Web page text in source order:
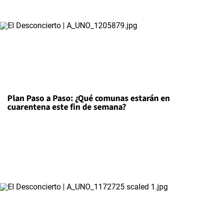
Plan Paso a Paso: ¿Qué comunas estarán en
cuarentena este fin de semana?